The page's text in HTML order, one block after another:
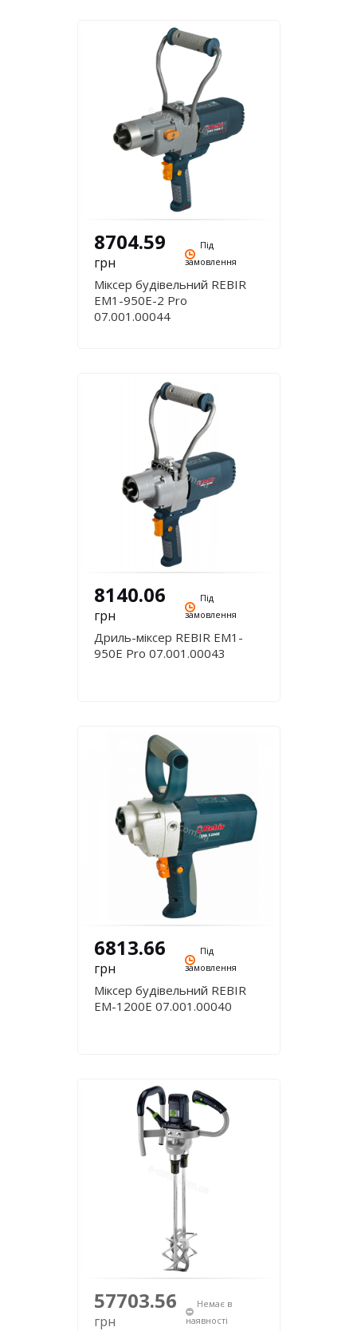
8704.59
грн
Під
замовлення
Міксер будівельний REBIR
EM1-950E-2 Pro
07.001.00044
8140.06
грн
Під
замовлення
Дриль-міксер REBIR EM1-
950E Pro 07.001.00043
6813.66
грн
Під
замовлення
Міксер будівельний REBIR
EM-1200E 07.001.00040
57703.56
грн
Немає в
наявності